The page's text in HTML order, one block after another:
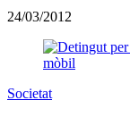
24/03/2012
Societat